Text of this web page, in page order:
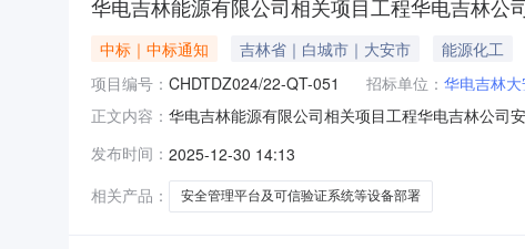
华电吉林能源有限公司相关项目工程华电吉林
中标｜中标通知 吉林省｜白城市｜大安市 能源化工
项目编号： CHDTDZ024/22-QT-051 招标单位： 华电吉林
正文内容： 华电吉林能源有限公司相关项目工程华电吉林公司
设备部署项目】中标人：吉林省百汇科技有限公司
限公司、华电新能乾安
发布时间： 2025-12-30 14:13
相关产品：
安全管理平台及可信验证系统等设备部署